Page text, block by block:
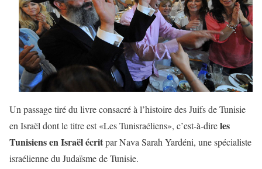
Un passage tiré du livre consacré à l’histoire des Juifs de Tunisie
en Israël dont le titre est «Les Tunisraéliens», c’est-à-direles
Tunisiens en Israël écritpar Nava Sarah Yardéni, une spécialiste
israélienne du Judaïsme de Tunisie.